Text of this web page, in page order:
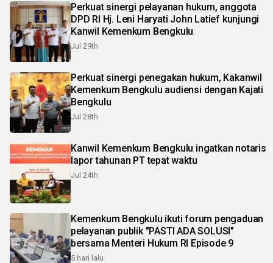
Perkuat sinergi pelayanan hukum, anggota
DPD RI Hj. Leni Haryati John Latief kunjungi
Kanwil Kemenkum Bengkulu
Jul 29th
Perkuat sinergi penegakan hukum, Kakanwil
Kemenkum Bengkulu audiensi dengan Kajati
Bengkulu
Jul 28th
Kanwil Kemenkum Bengkulu ingatkan notaris
lapor tahunan PT tepat waktu
Jul 24th
Kemenkum Bengkulu ikuti forum pengaduan
pelayanan publik "PASTI ADA SOLUSI"
bersama Menteri Hukum RI Episode 9
5 hari lalu